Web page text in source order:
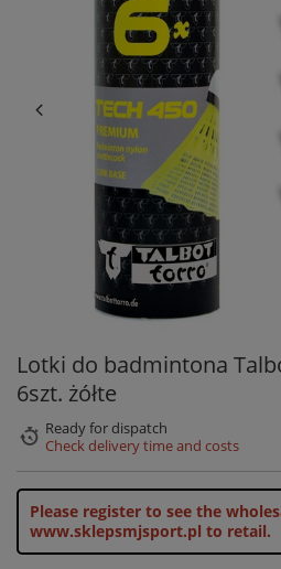
Lotki do badmintona
6szt. żółte
Ready for dispatch
Check delivery time and costs
Please register to see the
www.sklepsmjsport.pl to retail.